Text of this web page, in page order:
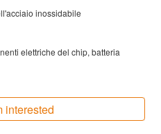
inossidabile
elettriche del chip, batteria
Yes! I am interested